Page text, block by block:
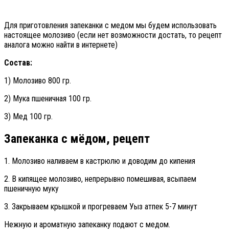
Для приготовления запеканки с медом мы будем использовать
настоящее молозиво (если нет возможности достать, то рецепт
аналога можно найти в интернете)
Состав:
1) Молозиво 800 гр.
2) Мука пшеничная 100 гр.
3) Мед 100 гр.
Запеканка с мёдом, рецепт
1. Молозиво наливаем в кастрюлю и доводим до кипения
2. В кипящее молозиво, непрерывно помешивая, всыпаем
пшеничную муку
3. Закрываем крышкой и прогреваем Уыз атпек 5-7 минут
Нежную и ароматную запеканку подают с медом.